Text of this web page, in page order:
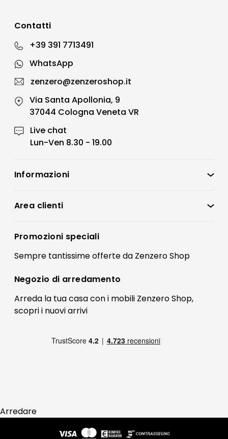
Contatti
+39 391 7713491
WhatsApp
zenzero@zenzeroshop.it
Via Santa Apollonia, 9
37044 Cologna Veneta VR
Live chat
Lun-Ven 8.30 - 19.00
Informazioni
Condizioni di vendita
Preferenze Cookies
Termini e condizioni
Contatti
FAQ
Pagamenti
Area clienti
Registrati
Il mio account
Promozioni speciali
Sempre tantissimeofferteda Zenzero Shop
Negozio di arredamento
Arreda la tua casa con i mobili Zenzero Shop,
scopri i nuovi arrivi
Arredare